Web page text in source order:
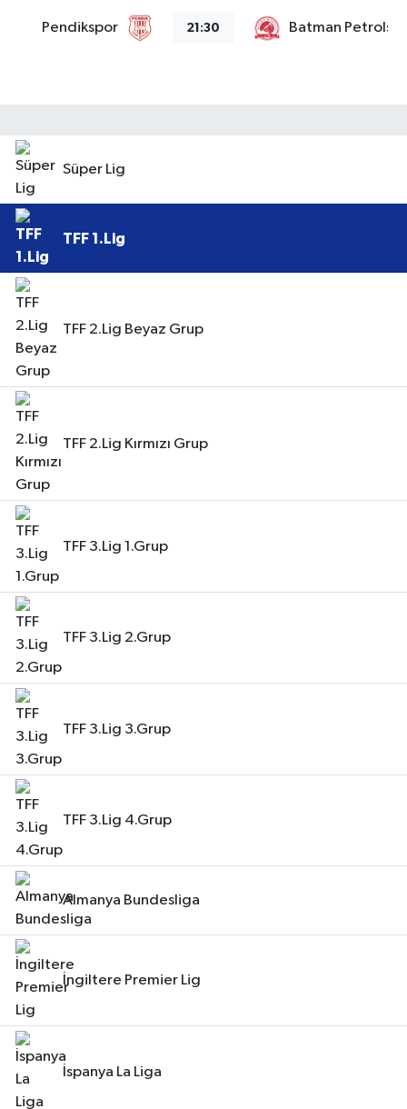
Pendikspor 21:30 Batman
Süper Lig
TFF 1.Lig
TFF 2.Lig Beyaz Grup
TFF 2.Lig Kırmızı Grup
TFF 3.Lig 1.Grup
TFF 3.Lig 2.Grup
TFF 3.Lig 3.Grup
TFF 3.Lig 4.Grup
Almanya Bundesliga
İngiltere Premier Lig
İspanya La Liga